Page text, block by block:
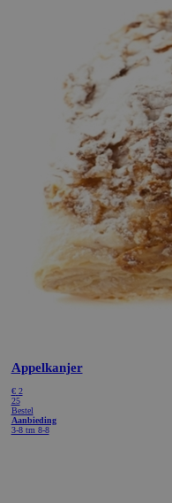
Appelkanjer
€ 2
25
Bestel
Aanbieding
3-8 tm 8-8